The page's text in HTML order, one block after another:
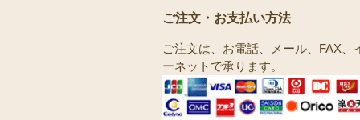
ご注文・お支払い方法
ご注文は、お電話、メール、FAX、
ーネットで承ります。